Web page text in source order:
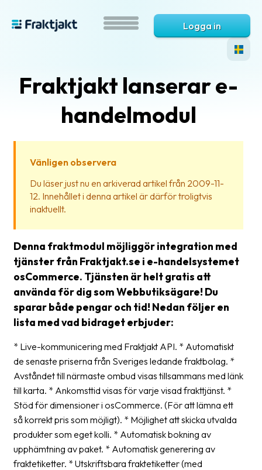
är
Fraktjakt?
Hjälp?
Vanliga
&
svar
Ordlista
Paketering
Frakthandlingar
Skrivarinställningar
Tulldeklarationer
Leveransvillkor
Upphämtningar
Logga in
Fraktjakt lanserar e-
handelmodul
Vänligen observera
Du läser just nu en arkiverad artikel från 2009-11-
12. Innehållet i denna artikel är därför troligtvis
inaktuellt.
Denna fraktmodul möjliggör integration med
tjänster från Fraktjakt.se i e-handelsystemet
osCommerce. Tjänsten är helt gratis att
använda för dig som Webbutiksägare! Du
sparar både pengar och tid! Nedan följer en
lista med vad bidraget erbjuder:
* Live-kommunicering med Fraktjakt API. * Automatiskt
de senaste priserna från Sveriges ledande fraktbolag. *
Avståndet till närmaste ombud visas tillsammans med länk
till karta. * Ankomsttid visas för varje visad frakttjänst. *
Stöd för dimensioner i osCommerce. (För att lämna ett
så korrekt pris som möjligt). * Möjlighet att skicka utvalda
produkter som eget kolli. * Automatisk bokning av
upphämtning av paket. * Automatisk generering av
fraktetiketter. * Utskriftsbara fraktetiketter (med